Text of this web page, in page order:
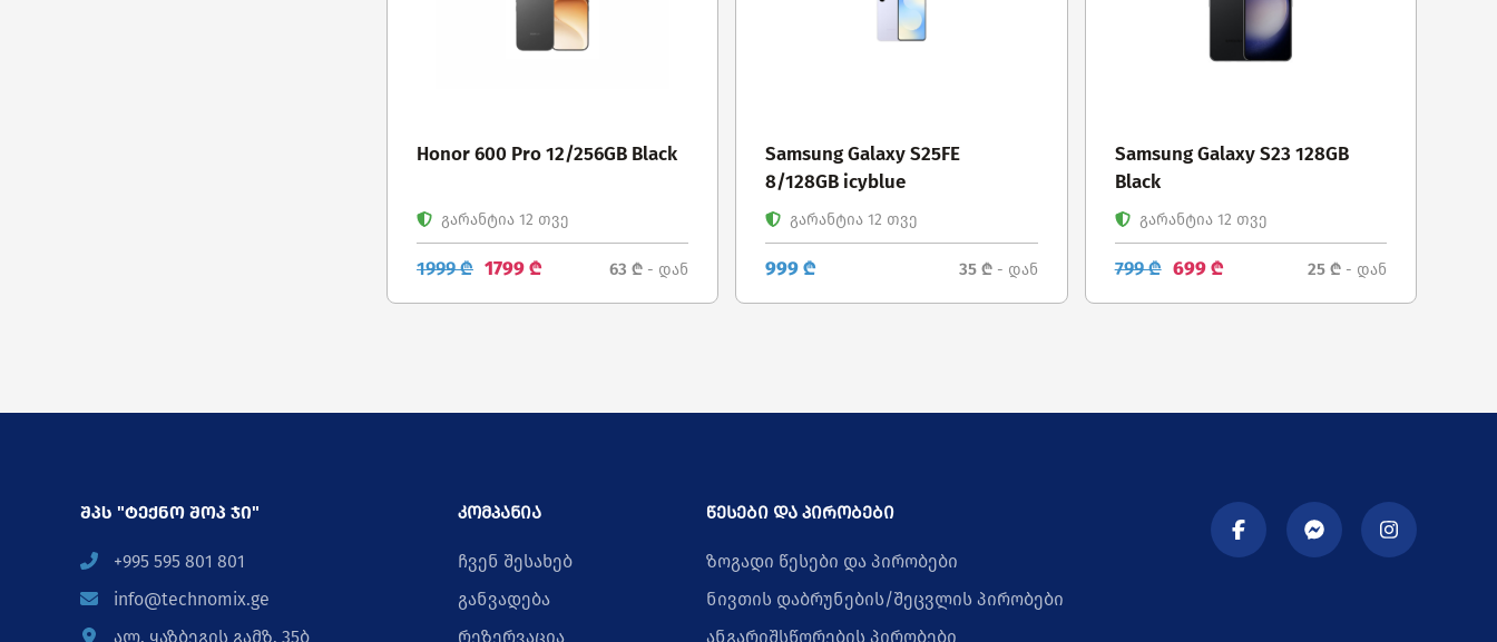
Honor 600 Pro 12/256GB Black
გარანტია 12 თვე
1999 ₾ 1799 ₾ 63 ₾ - დან
Samsung Galaxy S25FE
8/128GB icyblue
გარანტია 12 თვე
999 ₾ 35 ₾- დან
Samsung Galaxy S23 128GB
Black
გარანტია 12 თვე
799 ₾ 699 ₾ 25 ₾- დან
შპს "ტექნო შოპ ჯი"
+995 595 801 801
info@technomix.ge
ალ. ყაზბეგის გამზ. 35ბ
კომპანია
ჩვენ შესახებ
განვადება
რეზერვაცია
წესები და პირობები
ზოგადი წესები და პირობები
ნივთის დაბრუნების/შეცვლის პირობები
ანგარიშსწორების პირობები